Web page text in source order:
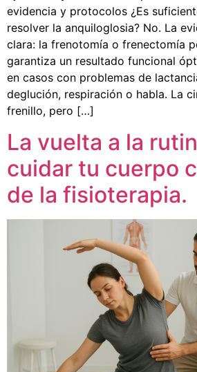
evidencia y protocolos ¿Es
resolver la anquiloglosia? No. La
clara: la frenotomía o frenectomía
garantiza un resultado funcional
en casos con problemas de
deglución, respiración o habla. La
frenillo, pero […]
La vuelta a la
cuidar tu cuerpo
de la fisioterapia.